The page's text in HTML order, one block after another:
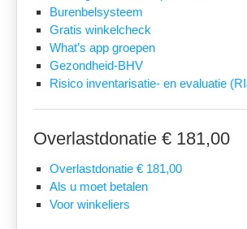
Burenbelsysteem
Gratis winkelcheck
What’s app groepen
Gezondheid-BHV
Risico inventarisatie- en evaluatie
Overlastdonatie € 181,00
Overlastdonatie € 181,00
Als u moet betalen
Voor winkeliers